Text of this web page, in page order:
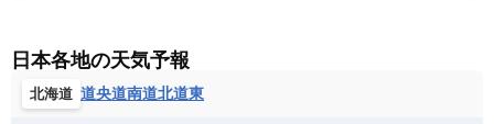
スロバキア
スロベニア共和国
チェコ
デンマーク
バヌアツ
パプアニューギニア
ワリス・フテュナ
キューバ
グアテマラ
グレナダ
ケイマン諸島
エジプト
エスワティニ王国
エリトリア国
カメルーン
日本各地の天気予報
北海道 道央道南道北道東